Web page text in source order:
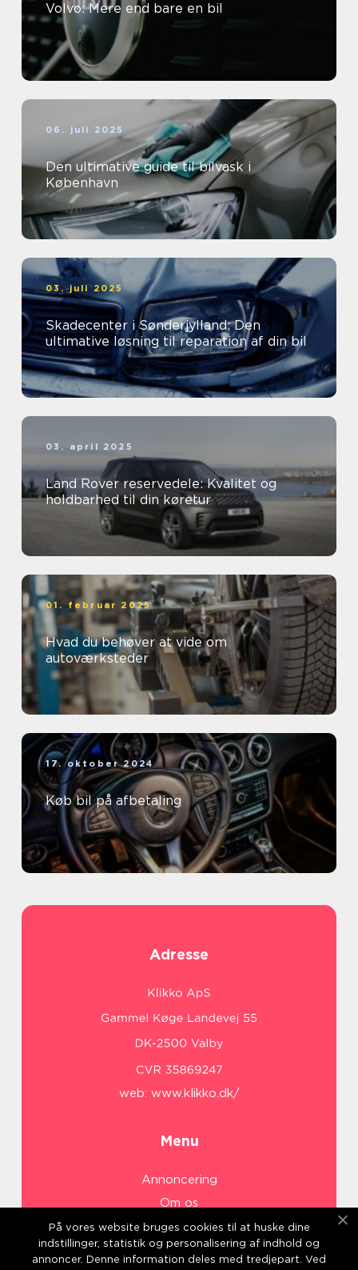
Volvo: Mere end bare en bil
06. juli 2025
Den ultimative guide til bilvask i
København
03. juli 2025
Skadecenter i Sønderjylland: Den
ultimative løsning til reparation af din bil
03. april 2025
Land Rover reservedele: Kvalitet og
holdbarhed til din køretur
01. februar 2025
Hvad du behøver at vide om
autoværksteder
17. oktober 2024
Køb bil på afbetaling
Adresse
web: www.klikko.dk/
Menu
Annoncering
Om os
Cookies
Kontakt os
På vores website bruges cookies til at huske dine
indstillinger, statistik og personalisering af indhold og
annoncer. Denne information deles med tredjepart. Ved